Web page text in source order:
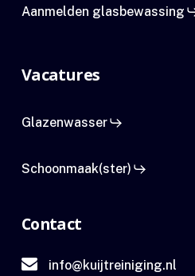
Aanmelden glasbewassing
Vacatures
Glazenwasser
Schoonmaak(ster)
Contact
info@kuijtreiniging.nl